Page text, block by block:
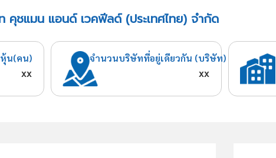
คุชแมน แอนด์ เวคฟีลด์ (ประเทศไทย) จำกัด
น(คน)
xx
จำนวนบริษัทที่อยู่เดียวกัน (บริษัท)
xx